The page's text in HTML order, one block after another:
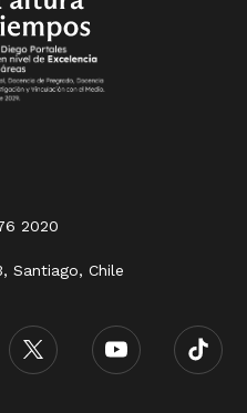
2020
Santiago, Chile